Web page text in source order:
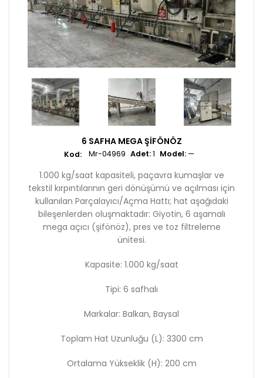
6 SAFHA MEGA ŞIFÖNÖZ
Adet:1 Model: —
Mr-04969
1.000 kg/saat kapasiteli, paçavra kumaşlar ve
tekstil kırpıntılarının geri dönüşümü ve açılması için
kullanılan Parçalayıcı/Açma Hattı; hat aşağıdaki
bileşenlerden oluşmaktadır: Giyotin, 6 aşamalı
mega açıcı (şifönöz), pres ve toz filtreleme
ünitesi.
Kapasite: 1.000 kg/saat
Tipi: 6 safhalı
Markalar: Balkan, Baysal
Toplam Hat Uzunluğu (L): 3300 cm
Ortalama Yükseklik (H): 200 cm